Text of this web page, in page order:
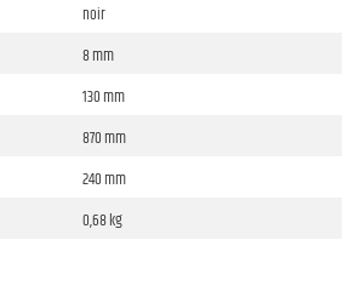
noir
8 mm
130 mm
870 mm
240 mm
0,68 kg